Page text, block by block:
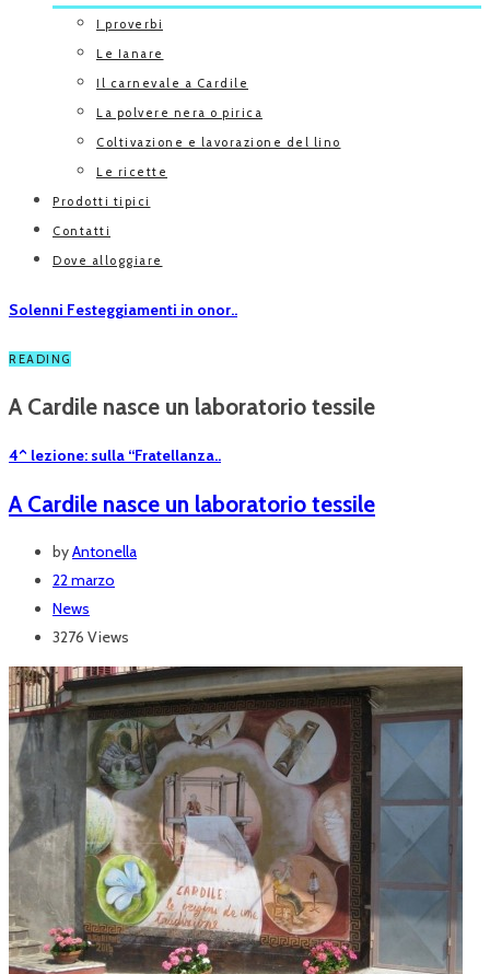
I proverbi
Le Ianare
Il carnevale a Cardile
La polvere nera o pirica
Coltivazione e lavorazione del lino
Le ricette
Prodotti tipici
Contatti
Dove alloggiare
Solenni Festeggiamenti in onor..
READING
A Cardile nasce un laboratorio tessile
4^ lezione: sulla “Fratellanza..
A Cardile nasce un laboratorio tessile
byAntonella
22 marzo
News
3276 Views